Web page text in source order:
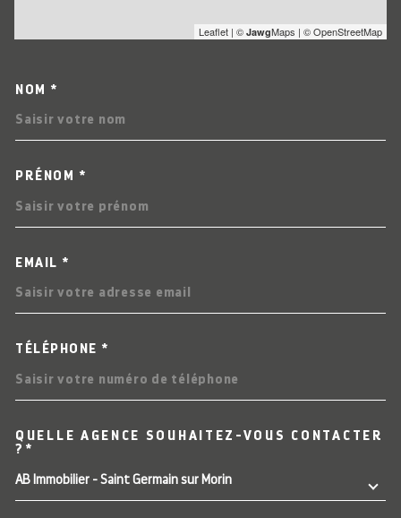
Leaflet | © JawgMaps | © OpenStreetMap
NOM *
PRÉNOM *
EMAIL *
TÉLÉPHONE *
QUELLE AGENCE SOUHAITEZ-VOUS CONTACTER
?*
AB Immobilier - Saint Germain sur Morin